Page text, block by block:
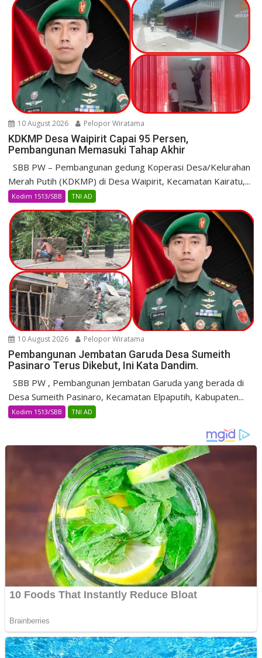
10 August 2026 Pelopor Wiratama
KDKMP Desa Waipirit Capai 95 Persen,
Pembangunan Memasuki Tahap Akhir
SBB PW – Pembangunan gedung Koperasi Desa/Kelurahan
Merah Putih (KDKMP) di Desa Waipirit, Kecamatan Kairatu,...
Kodim 1513/SBB TNI AD
10 August 2026 Pelopor Wiratama
Pembangunan Jembatan Garuda Desa Sumeith
Pasinaro Terus Dikebut, Ini Kata Dandim.
SBB PW , Pembangunan Jembatan Garuda yang berada di
Desa Sumeith Pasinaro, Kecamatan Elpaputih, Kabupaten...
Kodim 1513/SBB TNI AD